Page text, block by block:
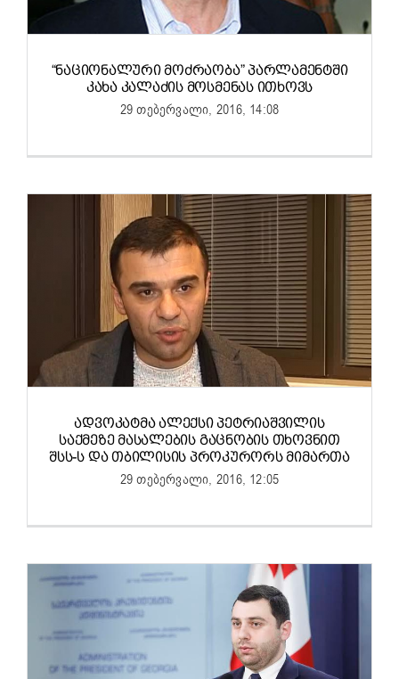
“ᲜᲐᲪᲘᲝᲜᲐᲚᲣᲠᲘ ᲛᲝᲫᲠᲐᲝᲑᲐ” ᲞᲐᲠᲚᲐᲛᲔᲜᲢᲨᲘ
ᲙᲐᲮᲐ ᲙᲐᲚᲐᲫᲘᲡ ᲛᲝᲡᲛᲔᲜᲐᲡ ᲘᲗᲮᲝᲕᲡ
29 თებერვალი, 2016, 14:08
ᲐᲓᲕᲝᲙᲐᲢᲛᲐ ᲐᲚᲔᲥᲡᲘ ᲞᲔᲢᲠᲘᲐᲨᲕᲘᲚᲘᲡ
ᲡᲐᲥᲛᲔᲖᲔ ᲛᲐᲡᲐᲚᲔᲑᲘᲡ ᲒᲐᲪᲜᲝᲑᲘᲡ ᲗᲮᲝᲕᲜᲘᲗ
ᲨᲡᲡ-Ს ᲓᲐ ᲗᲑᲘᲚᲘᲡᲘᲡ ᲞᲠᲝᲙᲣᲠᲝᲠᲡ ᲛᲘᲛᲐᲠᲗᲐ
29 თებერვალი, 2016, 12:05